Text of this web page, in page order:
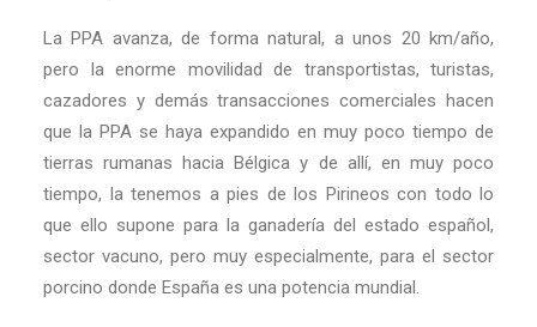
La PPA avanza, de forma natural, a unos 20 km/año,
pero la enorme movilidad de transportistas, turistas,
cazadores y demás transacciones comerciales hacen
que la PPA se haya expandido en muy poco tiempo de
tierras rumanas hacia Bélgica y de allí, en muy poco
tiempo, la tenemos a pies de los Pirineos con todo lo
que ello supone para la ganadería del estado español,
sector vacuno, pero muy especialmente, para el sector
porcino donde España es una potencia mundial.